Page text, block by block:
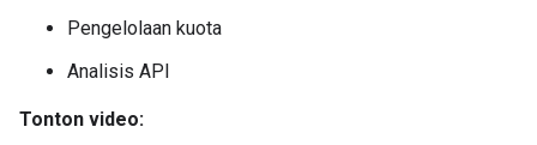
Pengelolaan kuota
Analisis API
Tonton video: